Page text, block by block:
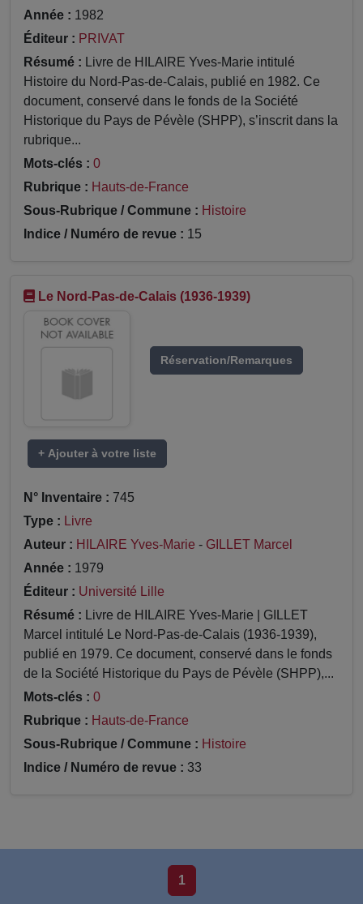
Année : 1982
Éditeur : PRIVAT
Résumé : Livre de HILAIRE Yves-Marie intitulé
Histoire du Nord-Pas-de-Calais, publié en 1982. Ce
document, conservé dans le fonds de la Société
Historique du Pays de Pévèle (SHPP), s’inscrit dans la
rubrique...
Mots-clés : 0
Rubrique : Hauts-de-France
Sous-Rubrique / Commune : Histoire
Indice / Numéro de revue : 15
Le Nord-Pas-de-Calais (1936-1939)
Réservation/Remarques
+ Ajouter à votre liste
N° Inventaire : 745
Type : Livre
Auteur : HILAIRE Yves-Marie - GILLET Marcel
Année : 1979
Éditeur : Université Lille
Résumé : Livre de HILAIRE Yves-Marie | GILLET
Marcel intitulé Le Nord-Pas-de-Calais (1936-1939),
publié en 1979. Ce document, conservé dans le fonds
de la Société Historique du Pays de Pévèle (SHPP),...
Mots-clés : 0
Rubrique : Hauts-de-France
Sous-Rubrique / Commune : Histoire
Indice / Numéro de revue : 33
1